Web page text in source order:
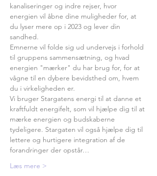
kanaliseringer og indre rejser, hvor
energien vil åbne dine muligheder for, at
du lyser mere op i 2023 og lever din
sandhed.
Emnerne vil folde sig ud undervejs i forhold
til gruppens sammensætning, og hvad
energien "mærker" du har brug for, for at
vågne til en dybere bevidsthed om, hvem
du i virkeligheden er.
Vi bruger Stargatens energi til at danne et
kraftfuldt energifelt, som vil hjælpe dig til at
mærke energien og budskaberne
tydeligere. Stargaten vil også hjælpe dig til
lettere og hurtigere integration af de
forandringer der opstår…
Læs mere >